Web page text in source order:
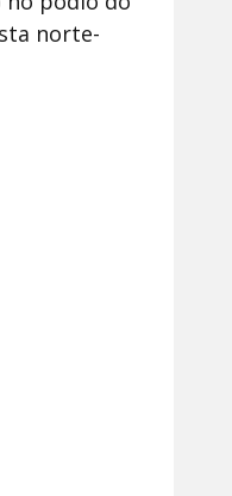
norte-